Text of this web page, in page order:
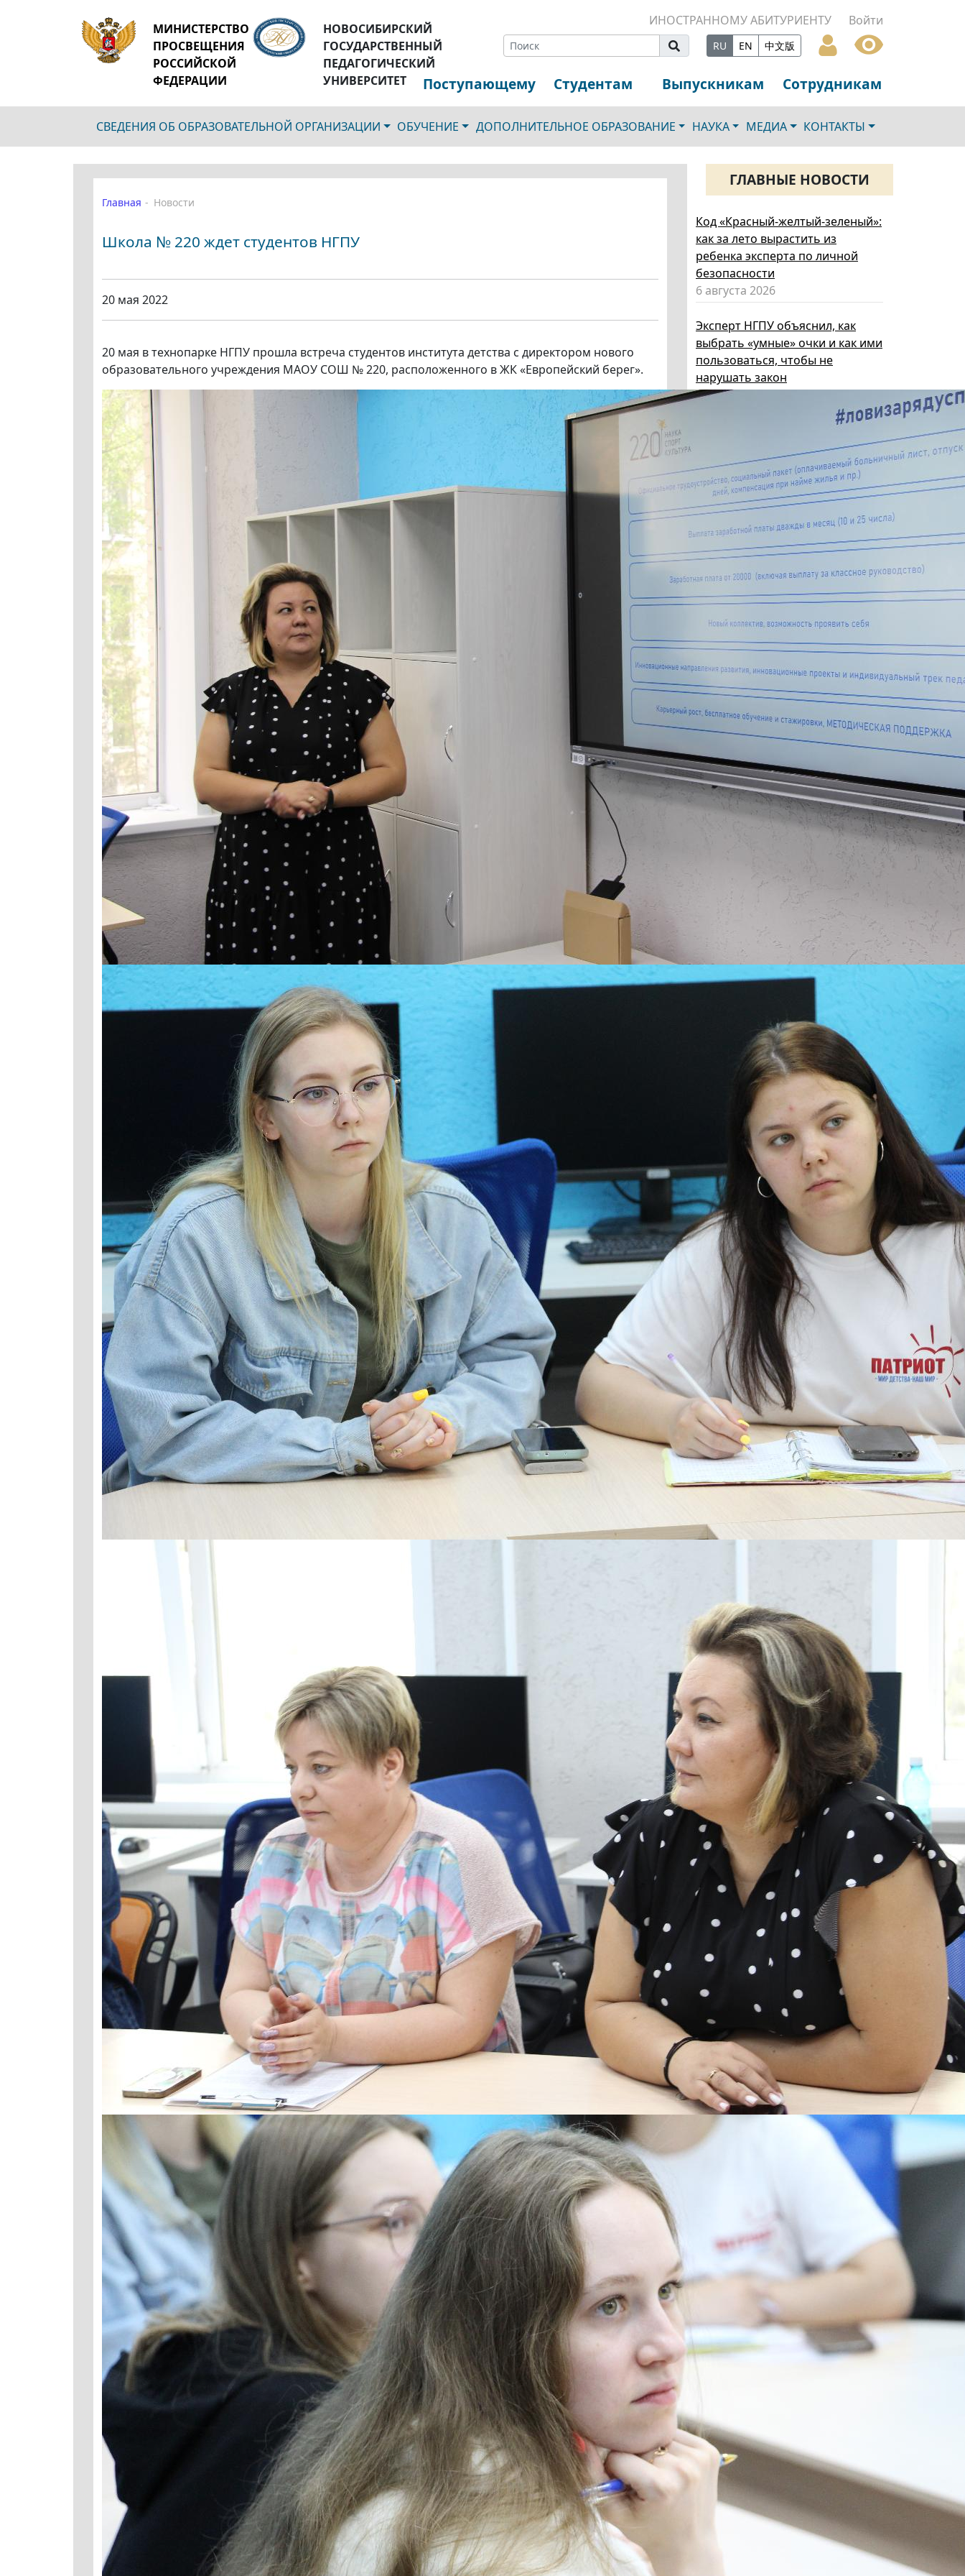
МИНИСТЕРСТВО
ПРОСВЕЩЕНИЯ
РОССИЙСКОЙ
ФЕДЕРАЦИИ
НОВОСИБИРСКИЙ
ГОСУДАРСТВЕННЫЙ
ПЕДАГОГИЧЕСКИЙ
УНИВЕРСИТЕТ
ИНОСТРАННОМУ АБИТУРИЕНТУ Войти
RU EN 中文版
Поступающему Студентам Выпускникам Сотрудникам
СВЕДЕНИЯ ОБ ОБРАЗОВАТЕЛЬНОЙ ОРГАНИЗАЦИИ ОБУЧЕНИЕ ДОПОЛНИТЕЛЬНОЕ ОБРАЗОВАНИЕ НАУКА МЕДИА КОНТАКТЫ
Главная Новости
Школа № 220 ждет студентов НГПУ
20 мая 2022
20 мая в технопарке НГПУ прошла встреча студентов института детства с директором нового
образовательного учреждения МАОУ СОШ № 220, расположенного в ЖК «Европейский берег».
ГЛАВНЫЕ НОВОСТИ
Код «Красный-желтый-зеленый»:
как за лето вырастить из
ребенка эксперта по личной
безопасности
6 августа 2026
Эксперт НГПУ объяснил, как
выбрать «умные» очки и как ими
пользоваться, чтобы не
нарушать закон
5 августа 2026
региональный компонент курса
«Россия – мои горизонты»
поможет школьникам с
выбором актуальной профессии
5 августа 2026
НГПУ ждет первокурсников на
собрания по зачислению
4 августа 2026
В НГПУ состоялось зачисление
первокурсников по целевой,
отдельной и особой квотам
3 августа 2026
Сергей Кравцов: в курс «Россия –
мои горизонты» с 2026/27
учебного года войдет
обязательный региональный
компонент
2 августа 2026